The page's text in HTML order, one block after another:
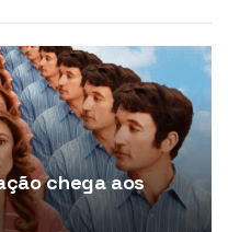
chega aos